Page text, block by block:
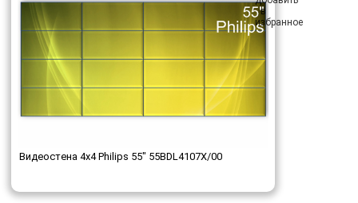
Видеостена 4x4 Philips 55" 55BDL4107X/00